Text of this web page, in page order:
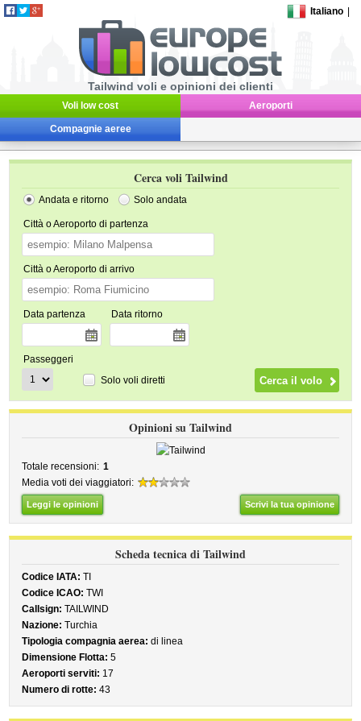
Italiano
Tailwind voli e opinioni dei clienti
Voli low cost Aeroporti
Compagnie aeree
Cerca voli Tailwind
Andata e ritorno Solo andata
Città o Aeroporto di partenza
Città o Aeroporto di arrivo
Data partenza Data ritorno
Passeggeri
Solo voli diretti
Opinioni su Tailwind
Totale recensioni: 1
Media voti dei viaggiatori:
Leggi le opinioni Scrivi la tua opinione
Scheda tecnica di Tailwind
Codice IATA: TI
Codice ICAO: TWI
Callsign: TAILWIND
Nazione: Turchia
Tipologia compagnia aerea: di linea
Dimensione Flotta: 5
Aeroporti serviti: 17
Numero di rotte: 43